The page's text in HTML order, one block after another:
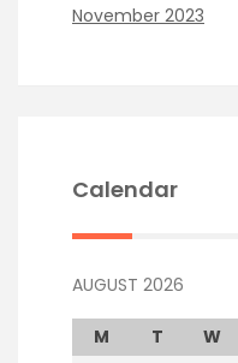
November 2023
Calendar
AUGUST 2026
M T W